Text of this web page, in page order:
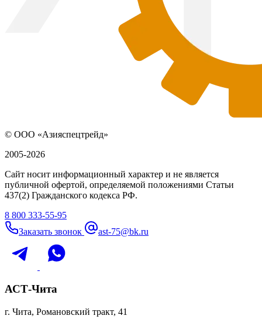
© ООО «Азияспецтрейд»
2005-2026
Сайт носит информационный характер и не является
публичной офертой, определяемой положениями Статьи
437(2) Гражданского кодекса РФ.
8 800 333-55-95
Заказать звонок
ast-75@bk.ru
АСТ-Чита
г. Чита, Романовский тракт, 41